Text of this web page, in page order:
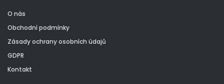
O nás
Obchodní podmínky
Zásady ochrany osobních údajů
GDPR
Kontakt